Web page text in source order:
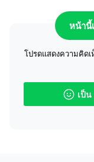
หน้านี้
โปรดแสดงความคิด
เป็น